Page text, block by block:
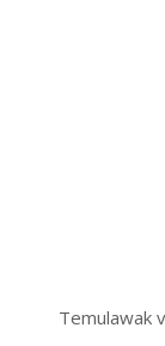
Temulawak